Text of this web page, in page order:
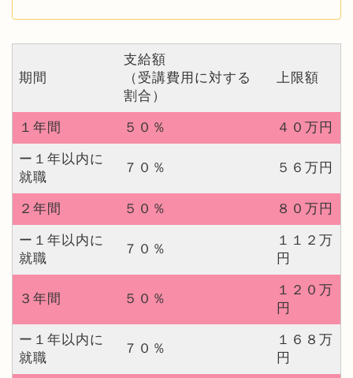
期間
支給額
（受講費用に対する
割合）
上限額
１年間 ５０％ ４０万円
ー１年以内に
就職
７０％ ５６万円
２年間 ５０％ ８０万円
ー１年以内に
就職
７０％
１１２万
円
３年間 ５０％
１２０万
円
ー１年以内に
就職
７０％
１６８万
円